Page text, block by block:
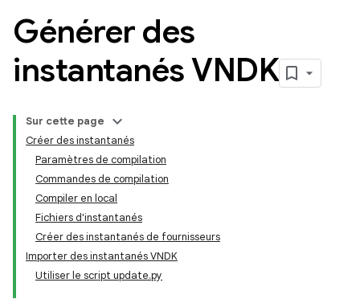
Générer des
instantanés VNDK
Sur cette page
Créer des instantanés
Paramètres de compilation
Commandes de compilation
Compiler en local
Fichiers d'instantanés
Créer des instantanés de fournisseurs
Importer des instantanés VNDK
Utiliser le script update.py